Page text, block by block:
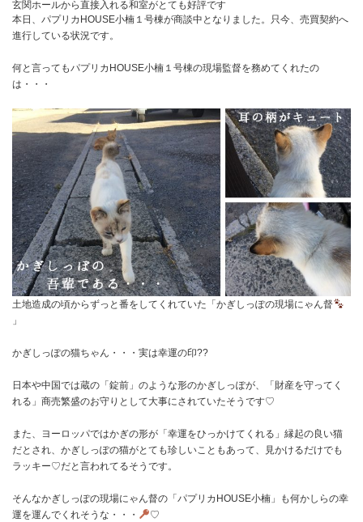
玄関ホールから直接入れる和室がとても好評です
本日、パプリカHOUSE小楠１号棟が商談中となりました。只今、売買契約へ
進行している状況です。
何と言ってもパプリカHOUSE小楠１号棟の現場監督を務めてくれたの
は・・・
土地造成の頃からずっと番をしてくれていた「かぎしっぽの現場にゃん督
」
かぎしっぽの猫ちゃん・・・実は幸運の印??
日本や中国では蔵の「錠前」のような形のかぎしっぽが、「財産を守ってく
れる」商売繁盛のお守りとして大事にされていたそうです♡
また、ヨーロッパではかぎの形が「幸運をひっかけてくれる」縁起の良い猫
だとされ、かぎしっぽの猫がとても珍しいこともあって、見かけるだけでも
ラッキー♡だと言われてるそうです。
そんなかぎしっぽの現場にゃん督の「パプリカHOUSE小楠」も何かしらの幸
運を運んでくれそうな・・・
♡